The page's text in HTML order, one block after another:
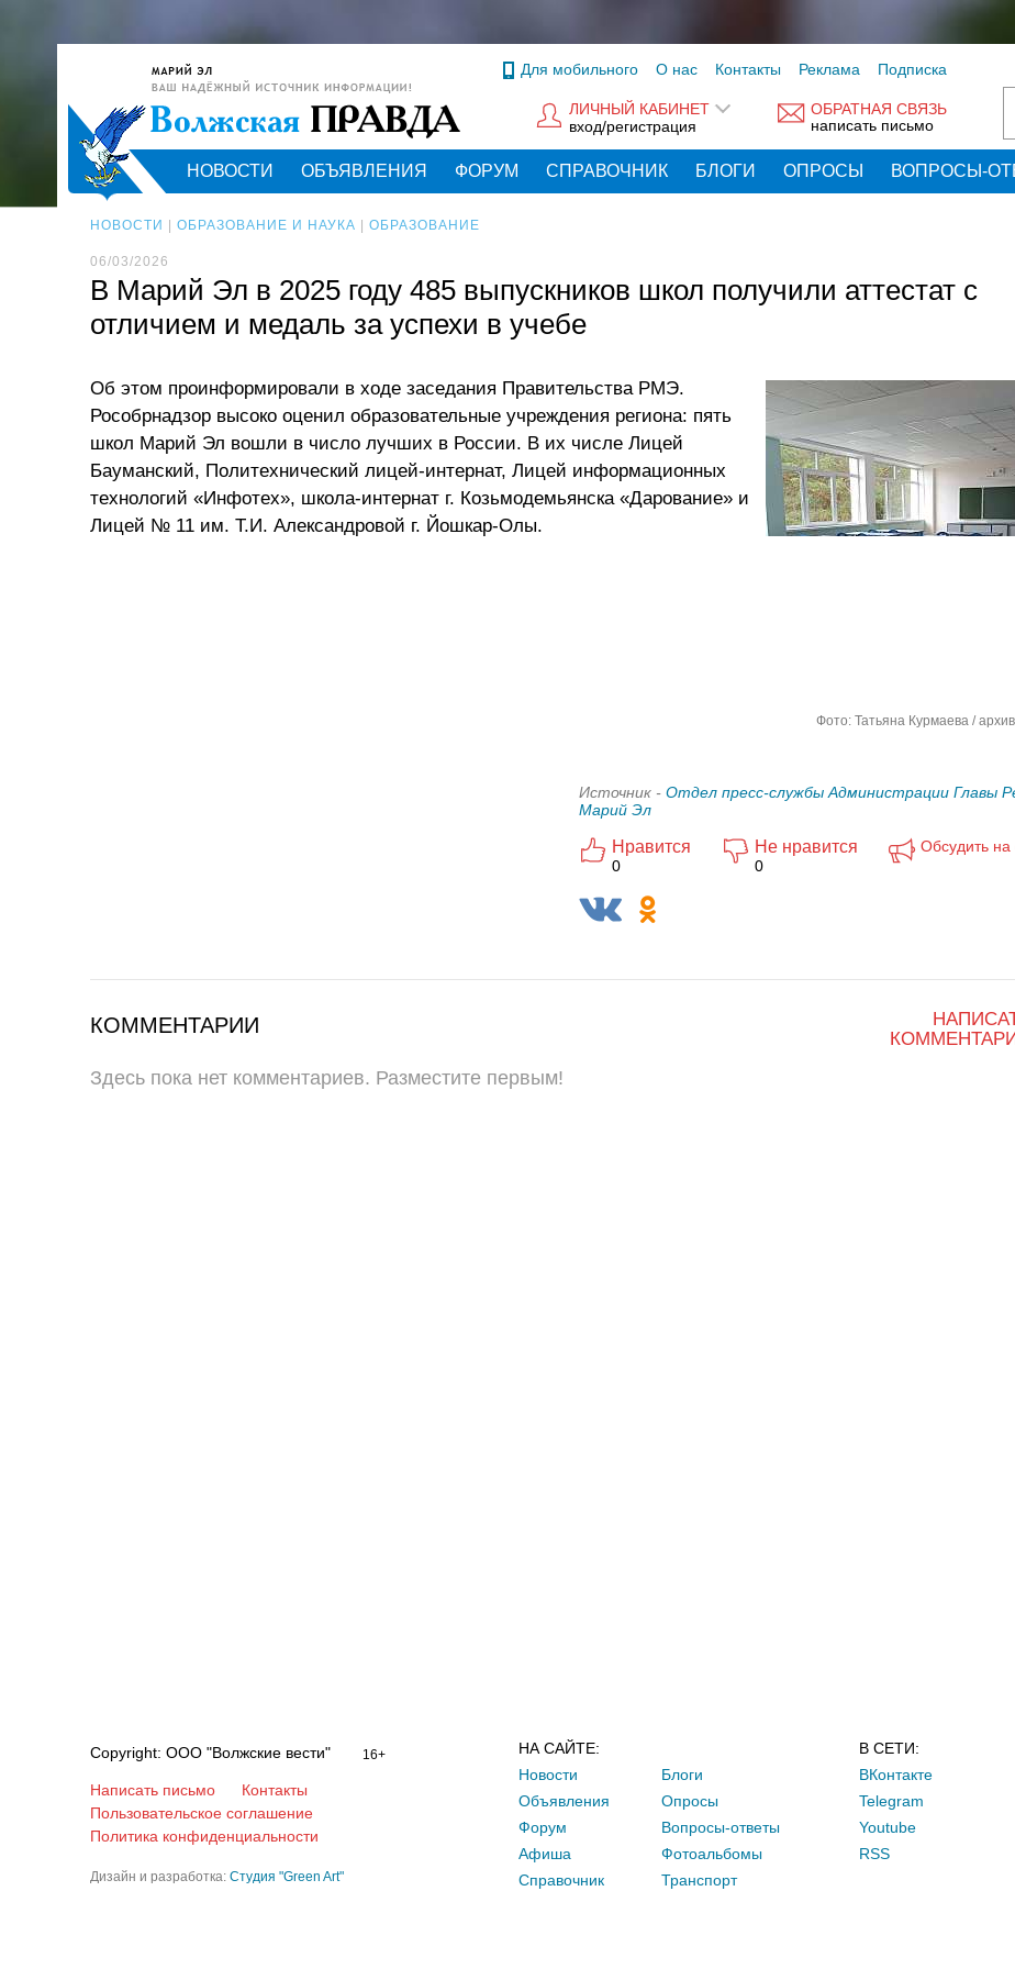
Для мобильного О нас Контакты Реклама Подписка
ОБРАТНАЯ СВЯЗЬ
написать письмо
ЛИЧНЫЙ КАБИНЕТ
вход/регистрация
НОВОСТИ ОБЪЯВЛЕНИЯ ФОРУМ СПРАВОЧНИК БЛОГИ ОПРОСЫ ВОПРОСЫ-
НОВОСТИ ОБРАЗОВАНИЕ И НАУКА ОБРАЗОВАНИЕ
06/03/2026
В Марий Эл в 2025 году 485 выпускников школ получили аттестат с
отличием и медаль за успехи в учебе
Фото: Татьяна Курмаева /
Об этом проинформировали в ходе заседания Правительства РМЭ.
Рособрнадзор высоко оценил образовательные учреждения региона: пять
школ Марий Эл вошли в число лучших в России. В их числе Лицей
Бауманский, Политехнический лицей-интернат, Лицей информационных
технологий «Инфотех», школа-интернат г. Козьмодемьянска «Дарование» и
Лицей № 11 им. Т.И. Александровой г. Йошкар-Олы.
Источник - Отдел пресс-службы Администрации Главы
Марий Эл
Нравится
0
Не нравится
0
Обсудить
КОММЕНТАРИИ
Здесь пока нет комментариев. Разместите первым!
Copyright: ООО "Волжские вести" 16+
Написать письмо
Контакты
Пользовательское соглашение
Политика конфиденциальности
Дизайн и разработка: Студия "Green Art"
НА САЙТЕ:
Новости
Объявления
Форум
Афиша
Справочник
Блоги
Опросы
Вопросы-ответы
Фотоальбомы
Транспорт
В СЕТИ:
ВКонтакте
Telegram
Youtube
RSS